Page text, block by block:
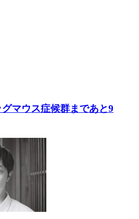
マウス症候群まであと9